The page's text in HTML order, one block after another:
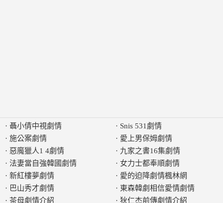
· 聶小倩中視劇情
· 施公案劇情
· 惡魔獵人1 4劇情
· 法妻當自強韓國劇情
· 新紅樓夢劇情
· 巴山秀才劇情
· 茶母劇情介紹
· Snis 531劇情
· 愛上男保姆劇情
· 九家之書16集劇情
· 女力士都奉順劇情
· 愛的迫降劇情楓林網
· 東森韓劇相信愛情劇情
· 狄仁杰前傳劇情介紹